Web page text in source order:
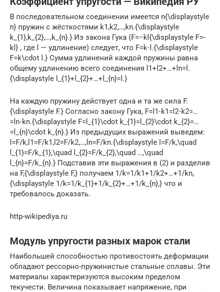
В последовательном соединении имеется n{\displaystyle
n} пружин с жёсткостями k1,k2,…,kn.{\displaystyle
k_{1},k_{2},…,k_{n}.} Из закона Гука (F=−kl{\displaystyle F=-
kl} , где l — удлинение) следует, что F=k⋅l.{\displaystyle
F=k\cdot l.} Сумма удлинений каждой пружины равна
общему удлинению всего соединения l1+l2+…+ln=l.
{\displaystyle l_{1}+l_{2}+…+l_{n}=l.}
На каждую пружину действует одна и та же сила F.
{\displaystyle F.} Согласно закону Гука, F=l1⋅k1=l2⋅k2=…
=ln⋅kn.{\displaystyle F=l_{1}\cdot k_{1}=l_{2}\cdot k_{2}=…
=l_{n}\cdot k_{n}.} Из предыдущих выражений выведем:
l=F/k,l1=F/k1,l2=F/k2,…,ln=F/kn.{\displaystyle l=F/k,\quad
l_{1}=F/k_{1},\quad l_{2}=F/k_{2},\quad …,\quad
l_{n}=F/k_{n}.} Подставив эти выражения в (2) и разделив
на F,{\displaystyle F,} получаем 1/k=1/k1+1/k2+…+1/kn,
{\displaystyle 1/k=1/k_{1}+1/k_{2}+…+1/k_{n},} что и
требовалось доказать.
http-wikipediya.ru
Модуль упругости разных марок стали
Наибольшей способностью противостоять деформации
обладают рессорно-пружинистые стальные сплавы. Эти
материалы характеризуются высоким пределом
текучести. Величина показывает напряжение, при